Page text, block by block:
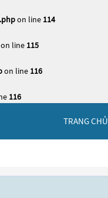
on line 114
on line 115
on line 116
116
TRANG CHỦ